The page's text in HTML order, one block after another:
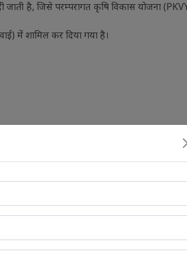
जाती है, जिसे परम्परागत कृषि विकास योजना
में शामिल कर दिया गया है।
गई थी।
की जरूरत नहीं पड़ती।